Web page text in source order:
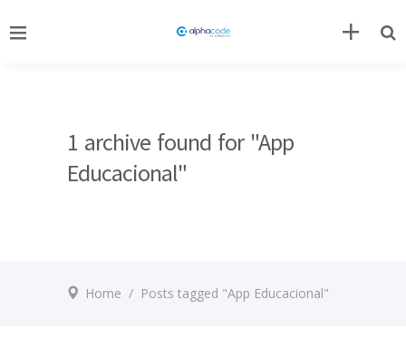
1 archive found for "App
Educacional"
Home / Posts tagged "App Educacional"